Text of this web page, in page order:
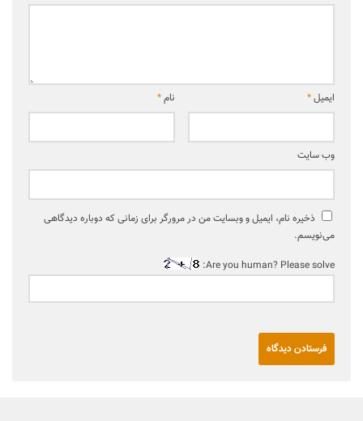
نام* ایمیل*
وب‌ سایت
ذخیره نام، ایمیل و وبسایت من در مرورگر برای زمانی که دوباره دیدگاهی
می‌نویسم.
Are you human? Please solve: